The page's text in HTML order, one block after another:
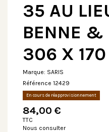
35 AU
BENNE &
306 X
Marque: SARIS
Référence 12429
En cours de réapprovisionnement
84,00 €
TTC
Nous consulter